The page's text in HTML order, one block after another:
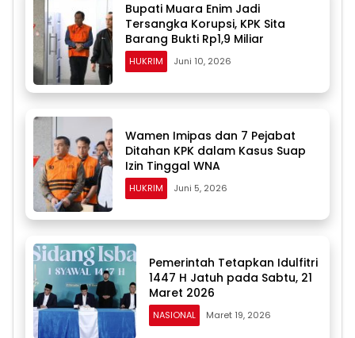
Bupati Muara Enim Jadi
Tersangka Korupsi, KPK Sita
Barang Bukti Rp1,9 Miliar
HUKRIM Juni 10, 2026
Wamen Imipas dan 7 Pejabat
Ditahan KPK dalam Kasus Suap
Izin Tinggal WNA
HUKRIM Juni 5, 2026
Pemerintah Tetapkan Idulfitri
1447 H Jatuh pada Sabtu, 21
Maret 2026
NASIONAL Maret 19, 2026